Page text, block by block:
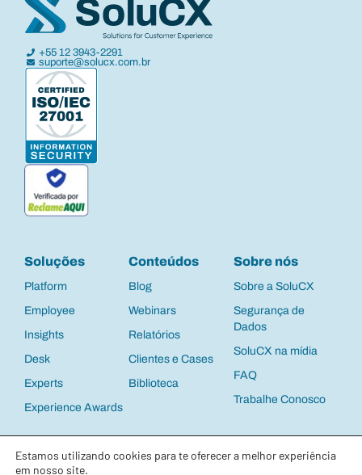
+55 12 3943-2291
suporte@solucx.com.br
Soluções
Platform
Employee
Insights
Desk
Experts
Experience Awards
Conteúdos
Blog
Webinars
Relatórios
Clientes e Cases
Biblioteca
Sobre nós
Sobre a SoluCX
Segurança de
Dados
SoluCX na mídia
FAQ
Trabalhe Conosco
2025 SoluCX | CNPJ: 13.537.122/0001-63 |
Todos os direitos reservados
Estamos utilizando cookies para te oferecer a melhor experiência
em nosso site.